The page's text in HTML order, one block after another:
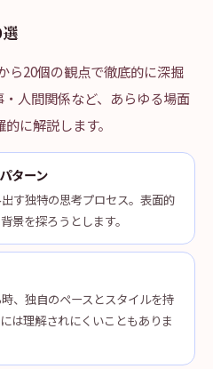
ら20個の観点で徹底的に深掘
人間関係など、あらゆる場面
に解説します。
ターン
す独特の思考プロセス。表面的
景を探ろうとします。
、独自のペースとスタイルを持
は理解されにくいこともありま